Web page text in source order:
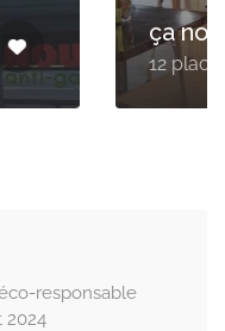
rennes
responsable
2024